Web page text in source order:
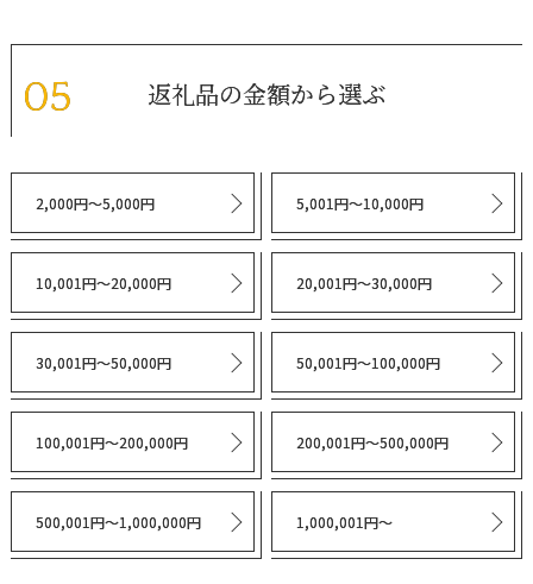
返礼品の金額から選ぶ
2,000円～5,000円 5,001円～10,000円
10,001円～20,000円 20,001円～30,000円
30,001円～50,000円 50,001円～100,000円
100,001円～200,000円 200,001円～500,000円
500,001円～1,000,000円 1,000,001円～